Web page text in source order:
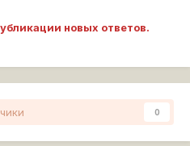
новых ответов.
0